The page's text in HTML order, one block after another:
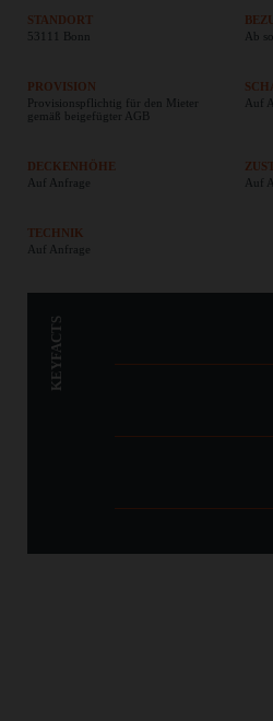
STANDORT
53111 Bonn
Ab
PROVISION
Provisionspflichtig für den Mieter
gemäß beigefügter AGB
Auf
DECKENHÖHE
Auf Anfrage
Auf
TECHNIK
Auf Anfrage
KEYFACTS